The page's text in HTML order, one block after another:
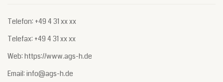
Telefon: +49 4 31 xx xx
Telefax: +49 4 31 xx xx
Web: https://www.ags-h.de
Email: info@ags-h.de